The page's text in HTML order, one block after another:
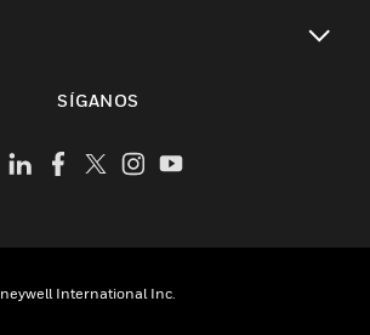
SÍGANOS
International Inc.